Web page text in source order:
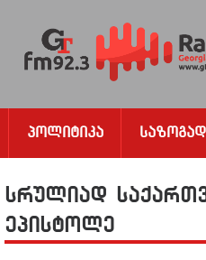
Პოლიტიკა
სრულიად
ეპისტოლე